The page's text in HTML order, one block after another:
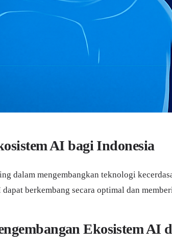
AI bagi Indonesia
dalam mengembangkan teknologi
berkembang secara optimal dan
Ekosistem AI